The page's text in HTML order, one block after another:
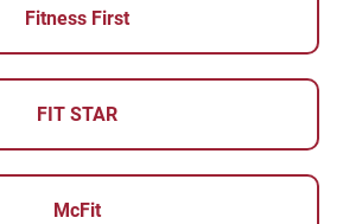
Fitness First
FIT STAR
McFit